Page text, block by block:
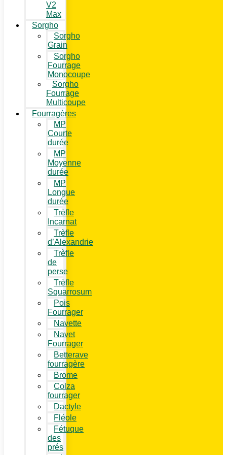
V2
Max
Sorgho
Sorgho
Grain
Sorgho
Fourrage
Monocoupe
Sorgho
Fourrage
Multicoupe
Fourragères
MP
Courte
durée
MP
Moyenne
durée
MP
Longue
durée
Trèfle
Incarnat
Trèfle
d’Alexandrie
Trèfle
de
perse
Trèfle
Squarrosum
Pois
Fourrager
Navette
Navet
Fourrager
Betterave
fourragère
Brome
Colza
fourrager
Dactyle
Fléole
Fétuque
des
prés